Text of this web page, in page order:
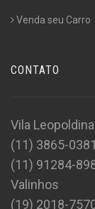
Venda seu Carro
CONTATO
Vila Leopoldina
(11) 3865-0381
(11) 91284-
Valinhos
(19) 2018-